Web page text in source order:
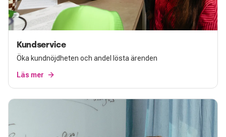
Kundservice
Öka kundnöjdheten och andel lösta ärenden
Läs mer